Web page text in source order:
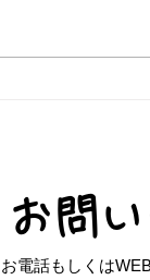
問
電話もしくは